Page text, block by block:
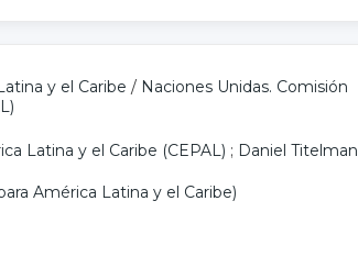
y el Caribe / Naciones Unidas. Comisión
Latina y el Caribe (CEPAL) ; Daniel Titelman
América Latina y el Caribe)